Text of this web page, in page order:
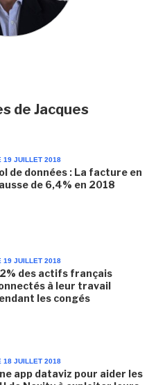
de Jacques
19 JUILLET 2018
de données : La facture en
de 6,4% en 2018
19 JUILLET 2018
des actifs français
à leur travail
les congés
18 JUILLET 2018
app dataviz pour aider les